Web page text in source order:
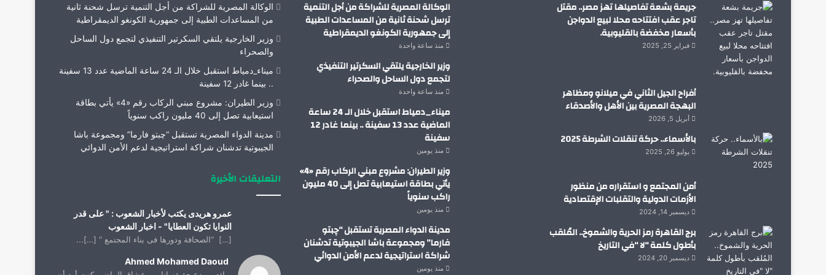
جريمة بشعة تفاصيلها تهز مصر.. مقتل
تاجر عقب افتتاحه محلا لبيع الدواجن
بأسعار مخفضة بالقليوبية.
فبراير 25, 2025
أفراح الجيل الثاني في ميلانو ومظاهر
البهجة المصرية بين الأهل والأصدقاء
أبريل 5, 2026
بالأسماء.. حركة تنقلات الشرطة 2025
يوليو 26, 2025
أمن المجتمع و استقراره من منظور
الأزمات الدولية والتقلبات الإقتصادية
ديسمبر 14, 2024
برج القاهرة رمز الحرية والشموخ.. المُلقب
بأطول كلمة “لا “في التاريخ
ديسمبر 20, 2024
الوكالة المصرية للشراكة من أجل التنمية
ترسل شحنة ثانية من المساعدات الطبية
إلى جمهورية الكونغو الديمقراطية
منذ ساعة واحدة
وزير الخارجية يلتقي السكرتير التنفيذي
لتجمع دول الساحل والصحراء
منذ ساعة واحدة
ميناء_دمياط استقبل خلال الـ 24 ساعة
الماضية عدد 13 سفينة .. بينما غادر 12
سفينة
منذ يومين
وزير الطيران: مشروع مبني الركاب رقم «4»
يأتي بطاقة استيعابية تصل إلى 40 مليون
راكب سنوياً
منذ يومين
مدينة الدواء المصرية تستقبل “چبتو
فارما” ومجموعة باشا الجيبوتية تدشنان
شراكة استراتيجية لدعم الأمن الدوائي
منذ يومين
الوكالة المصرية للشراكة من أجل التنمية ترسل شحنة ثانية
من المساعدات الطبية إلى جمهورية الكونغو الديمقراطية
وزير الخارجية يلتقي السكرتير التنفيذي لتجمع دول الساحل
والصحراء
ميناء_دمياط استقبل خلال الـ 24 ساعة الماضية عدد 13 سفينة
.. بينما غادر 12 سفينة
وزير الطيران: مشروع مبني الركاب رقم «4» يأتي بطاقة
استيعابية تصل إلى 40 مليون راكب سنوياً
مدينة الدواء المصرية تستقبل “چبتو فارما” ومجموعة باشا
الجيبوتية تدشنان شراكة استراتيجية لدعم الأمن الدوائي
التعليقات الأخيرة
عمرو هريدى يكتب لأخبار الشعوب : " على قدر
النوايا تكون العطايا" - اخبار الشعوب
[…] “الصحافة ودورها فى بناء المجتمع “ […]...
Ahmed Mohamed Daoud